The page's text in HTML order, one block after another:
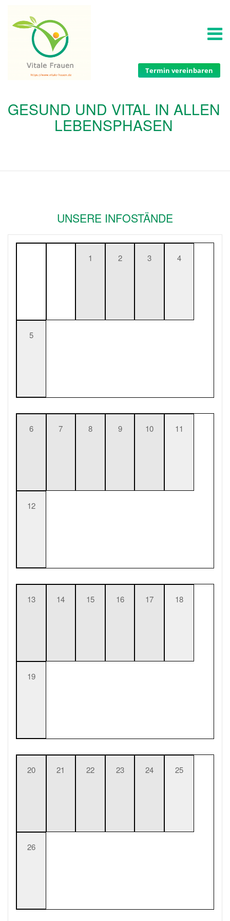
GESUND UND VITAL IN ALLEN
LEBENSPHASEN
Termin vereinbaren
UNSERE INFOSTÄNDE
1 2 3 4
5
6 7 8 9 10 11
12
13 14 15 16 17 18
19
20 21 22 23 24 25
26